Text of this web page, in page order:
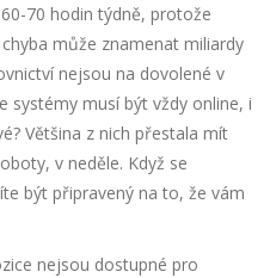
70 hodin týdně, protože
může znamenat miliardy
nejsou na dovolené v
systémy musí být vždy online, i
Většina z nich přestala mít
v neděle. Když se
být připravený na to, že vám
nejsou dostupné pro